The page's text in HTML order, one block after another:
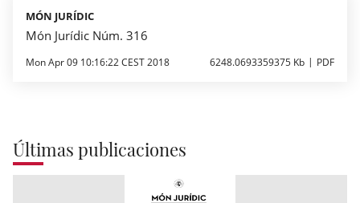
MÓN JURÍDIC
Món Jurídic Núm. 316
Mon Apr 09 10:16:22 CEST 2018 6248.0693359375 Kb PDF
Últimas publicaciones